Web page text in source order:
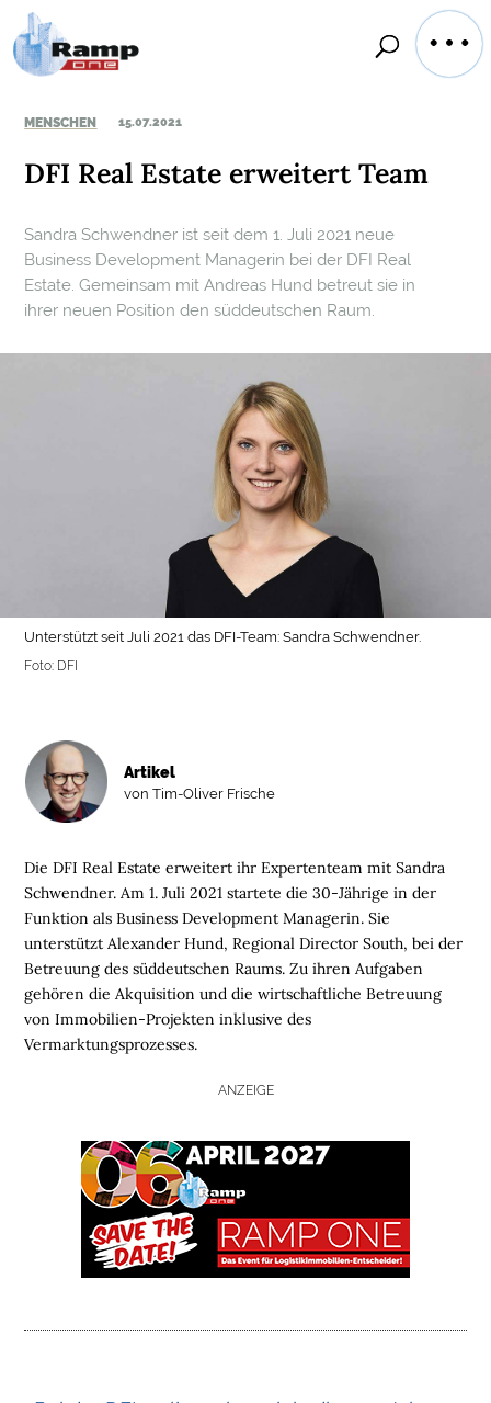
MENSCHEN 15.07.2021
DFI Real Estate erweitert Team
Sandra Schwendner ist seit dem 1. Juli 2021 neue
Business Development Managerin bei der DFI Real
Estate. Gemeinsam mit Andreas Hund betreut sie in
ihrer neuen Position den süddeutschen Raum.
Unterstützt seit Juli 2021 das DFI-Team: Sandra Schwendner.
Foto: DFI
Die DFI Real Estate erweitert ihr Expertenteam mit Sandra
Schwendner. Am 1. Juli 2021 startete die 30-Jährige in der
Funktion als Business Development Managerin. Sie
unterstützt Alexander Hund, Regional Director South, bei der
Betreuung des süddeutschen Raums. Zu ihren Aufgaben
gehören die Akquisition und die wirtschaftliche Betreuung
von Immobilien-Projekten inklusive des
Vermarktungsprozesses.
Artikel
von Tim-Oliver Frische
ANZEIGE